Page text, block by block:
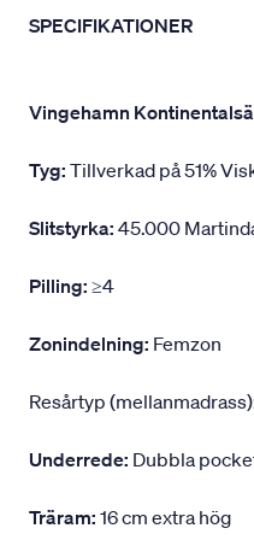
SPECIFIKATIONER
Vingehamn
Tyg: Tillverkad på 51%
Slitstyrka: 45.000
Pilling: ≥4
Zonindelning: Femzon
Resårtyp
Underrede: Dubbla
Träram: 16 cm extra hög